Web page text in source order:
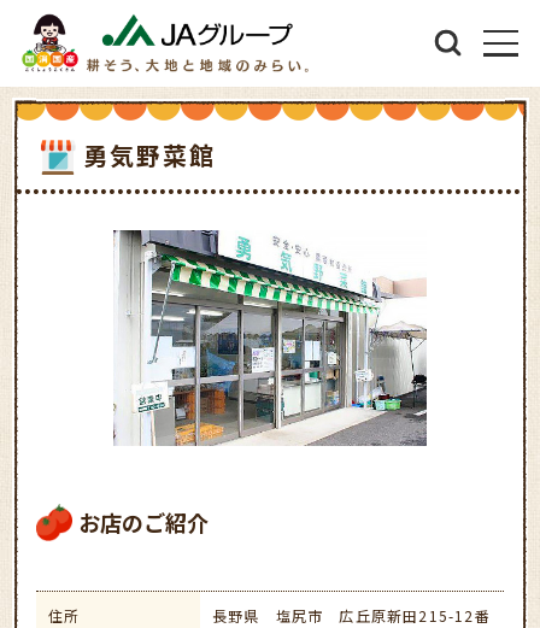
勇気野菜館
お店のご紹介
住所
長野県 塩尻市 広丘原新田215-12番